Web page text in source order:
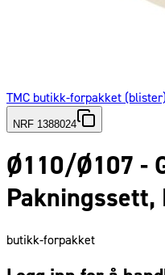
TMC butikk-forpakket (blister)
NRF 1388024
Ø110/Ø107 -
Pakningssett,
butikk-forpakket